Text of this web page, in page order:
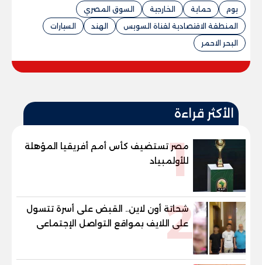
يوم حماية الخارجية
السوق المصري
المنطقة الاقتصادية لقناة السويس
الهند
السيارات
البحر الاحمر
الأكثر قراءة
1
مصر تستضيف كأس أمم أفريقيا المؤهلة
للأولمبياد
2
شحاتة أون لاين.. القبض على أسرة تتسول
على اللايف بمواقع التواصل الإجتماعى